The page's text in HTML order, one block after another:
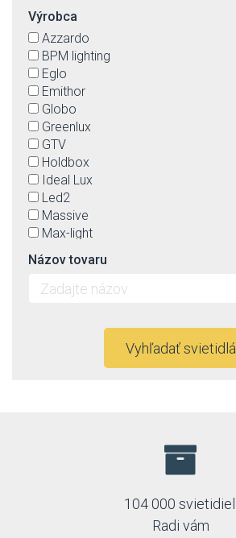
Výrobca
Azzardo
BPM lighting
Eglo
Emithor
Globo
Greenlux
GTV
Holdbox
Ideal Lux
Led2
Massive
Max-light
Nowodvorski
Orion
Orno
Názov tovaru
Vyhľadať svietidlá
104 000 svietidiel.
Radi vám